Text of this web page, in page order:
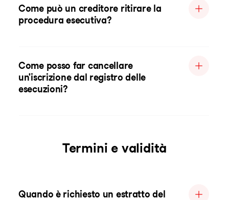
Come può un creditore ritirare la
procedura esecutiva?
Come posso far cancellare
un'iscrizione dal registro delle
esecuzioni?
Termini e validità
Quando è richiesto un estratto del